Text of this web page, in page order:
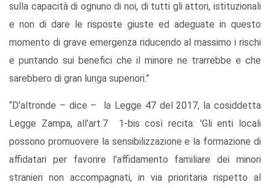
sulla capacità di ognuno di noi, di tutti gli attori, istituzionali
e non di dare le risposte giuste ed adeguate in questo
momento di grave emergenza riducendo al massimo i rischi
e puntando sui benefici che il minore ne trarrebbe e che
sarebbero di gran lunga superiori.”
“D’altronde – dice – la Legge 47 del 2017, la cosiddetta
Legge Zampa, all’art.7 1-bis così recita: 'Gli enti locali
possono promuovere la sensibilizzazione e la formazione di
affidatari per favorire l'affidamento familiare dei minori
stranieri non accompagnati, in via prioritaria rispetto al